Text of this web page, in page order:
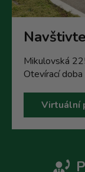
Mikulovská
Otevírací
Virtuální